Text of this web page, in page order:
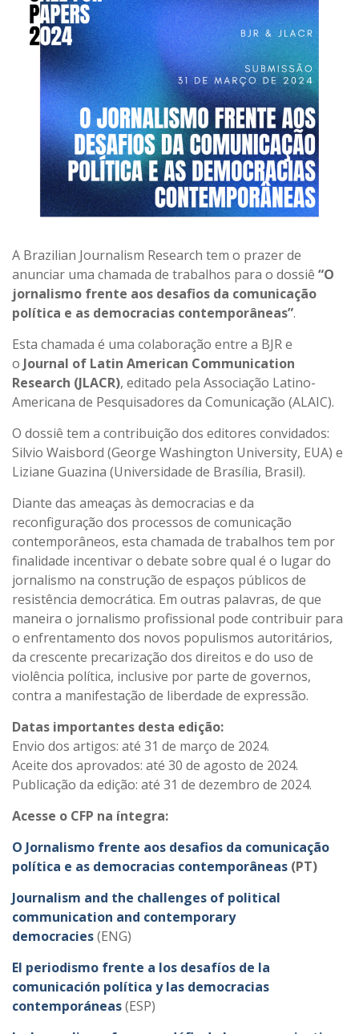
A Brazilian Journalism Research tem o prazer de
anunciar uma chamada de trabalhos para o dossiê “O
jornalismo frente aos desafios da comunicação
política e as democracias contemporâneas”.
Esta chamada é uma colaboração entre a BJR e
o Journal of Latin American Communication
Research (JLACR), editado pela Associação Latino-
Americana de Pesquisadores da Comunicação (ALAIC).
O dossiê tem a contribuição dos editores convidados:
Silvio Waisbord (George Washington University, EUA) e
Liziane Guazina (Universidade de Brasília, Brasil).
Diante das ameaças às democracias e da
reconfiguração dos processos de comunicação
contemporâneos, esta chamada de trabalhos tem por
finalidade incentivar o debate sobre qual é o lugar do
jornalismo na construção de espaços públicos de
resistência democrática. Em outras palavras, de que
maneira o jornalismo profissional pode contribuir para
o enfrentamento dos novos populismos autoritários,
da crescente precarização dos direitos e do uso de
violência política, inclusive por parte de governos,
contra a manifestação de liberdade de expressão.
Datas importantes desta edição:
Envio dos artigos: até 31 de março de 2024.
Aceite dos aprovados: até 30 de agosto de 2024.
Publicação da edição: até 31 de dezembro de 2024.
Acesse o CFP na íntegra:
O Jornalismo frente aos desafios da comunicação
política e as democracias contemporâneas (PT)
Journalism and the challenges of political
communication and contemporary
democracies(ENG)
El periodismo frente a los desafíos de la
comunicación política y las democracias
contemporáneas(ESP)